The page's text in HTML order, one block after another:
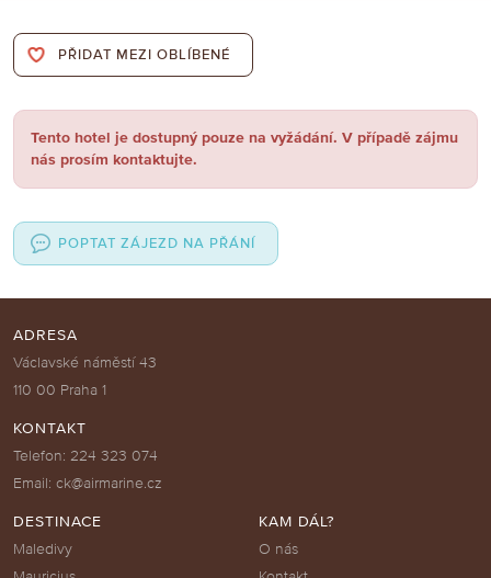
PŘIDAT MEZI OBLÍBENÉ
Tento hotel je dostupný pouze na vyžádání. V případě zájmu
nás prosím kontaktujte.
POPTAT ZÁJEZD NA PŘÁNÍ
ADRESA
Václavské náměstí 43
110 00 Praha 1
KONTAKT
Telefon: 224 323 074
Email: ck@airmarine.cz
DESTINACE
Maledivy
KAM DÁL?
O nás